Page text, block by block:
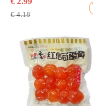
€ 4.18